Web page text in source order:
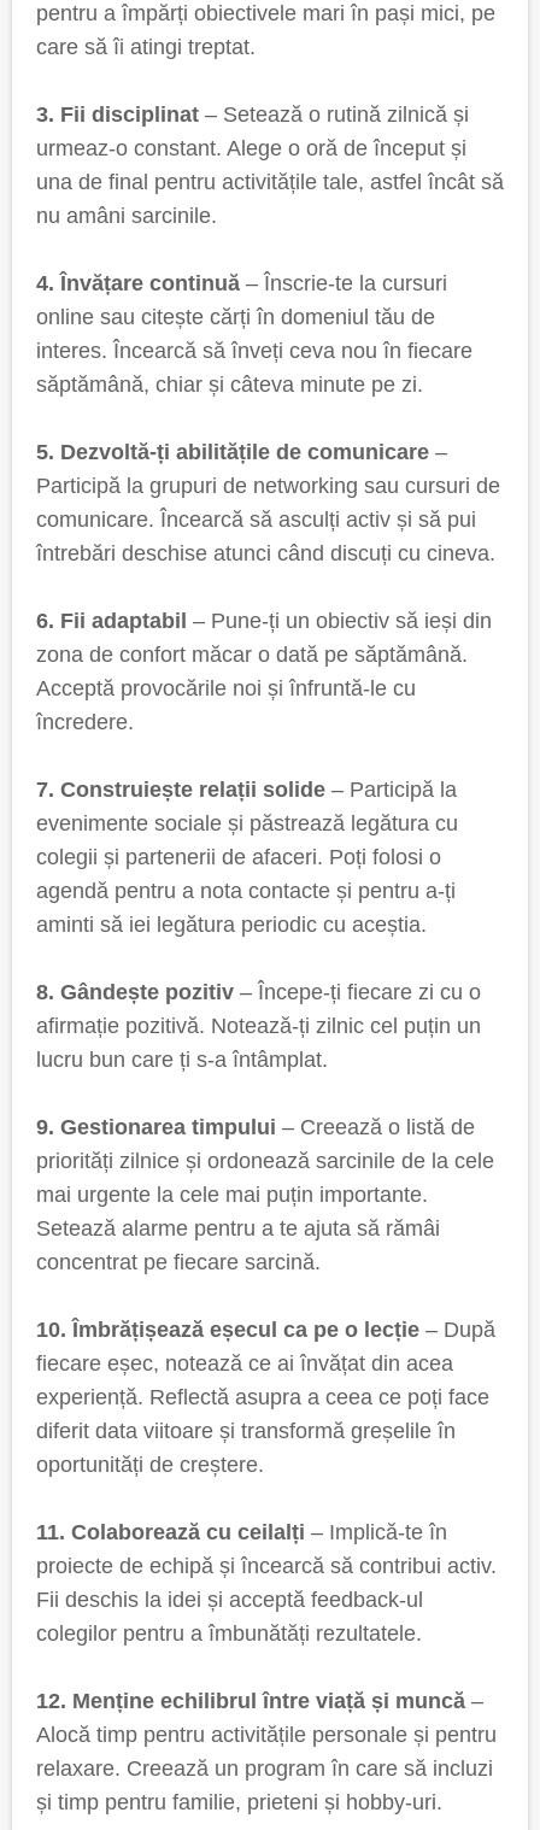
pentru a împărți obiectivele mari în pași mici, pe
care să îi atingi treptat.
3. Fii disciplinat – Setează o rutină zilnică și
urmeaz-o constant. Alege o oră de început și
una de final pentru activitățile tale, astfel încât să
nu amâni sarcinile.
4. Învățare continuă – Înscrie-te la cursuri
online sau citește cărți în domeniul tău de
interes. Încearcă să înveți ceva nou în fiecare
săptămână, chiar și câteva minute pe zi.
5. Dezvoltă-ți abilitățile de comunicare –
Participă la grupuri de networking sau cursuri de
comunicare. Încearcă să asculți activ și să pui
întrebări deschise atunci când discuți cu cineva.
6. Fii adaptabil – Pune-ți un obiectiv să ieși din
zona de confort măcar o dată pe săptămână.
Acceptă provocările noi și înfruntă-le cu
încredere.
7. Construiește relații solide – Participă la
evenimente sociale și păstrează legătura cu
colegii și partenerii de afaceri. Poți folosi o
agendă pentru a nota contacte și pentru a-ți
aminti să iei legătura periodic cu aceștia.
8. Gândește pozitiv – Începe-ți fiecare zi cu o
afirmație pozitivă. Notează-ți zilnic cel puțin un
lucru bun care ți s-a întâmplat.
9. Gestionarea timpului – Creează o listă de
priorități zilnice și ordonează sarcinile de la cele
mai urgente la cele mai puțin importante.
Setează alarme pentru a te ajuta să rămâi
concentrat pe fiecare sarcină.
10. Îmbrățișează eșecul ca pe o lecție – După
fiecare eșec, notează ce ai învățat din acea
experiență. Reflectă asupra a ceea ce poți face
diferit data viitoare și transformă greșelile în
oportunități de creștere.
11. Colaborează cu ceilalți – Implică-te în
proiecte de echipă și încearcă să contribui activ.
Fii deschis la idei și acceptă feedback-ul
colegilor pentru a îmbunătăți rezultatele.
12. Menține echilibrul între viață și muncă –
Alocă timp pentru activitățile personale și pentru
relaxare. Creează un program în care să incluzi
și timp pentru familie, prieteni și hobby-uri.